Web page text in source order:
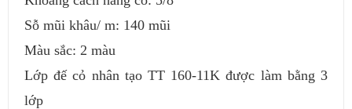
Sỗ mũi khâu/ m: 140 mũi
Màu sắc: 2 màu
Lớp đế cỏ nhân tạo TT 160-11K được làm bằng 3
lớp